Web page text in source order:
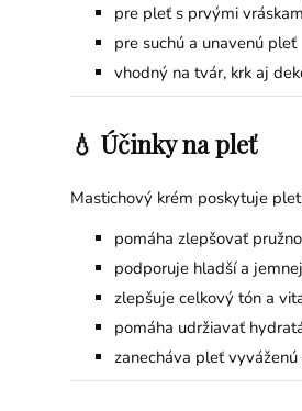
pre pleť s prvými
pre suchú a unavenú pleť
vhodný na tvár, krk aj
💧 Účinky na pleť
Mastichový krém poskytuje
pomáha zlepšovať
podporuje hladší a
zlepšuje celkový tón a
pomáha udržiavať
zanecháva pleť